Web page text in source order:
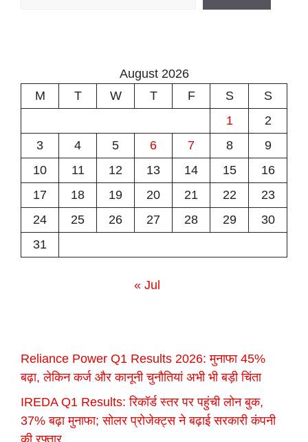
August 2026
M
T W T F S
S
1
2
3
4 5 6 7 8
9
10
11 12 13 14 15
16
17
18 19 20 21 22
23
24
25 26 27 28 29
30
31
« Jul
Reliance Power Q1 Results 2026: मुनाफा 45%
बढ़ा, लेकिन कर्ज और कानूनी चुनौतियां अभी भी बड़ी चिंता
IREDA Q1 Results: रिकॉर्ड स्तर पर पहुंची लोन बुक,
37% बढ़ा मुनाफा; सोलर प्रोजेक्ट्स ने बढ़ाई सरकारी कंपनी
की रफ्तार